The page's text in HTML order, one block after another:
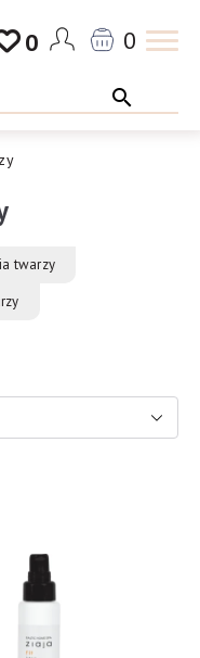
0 0
twarzy